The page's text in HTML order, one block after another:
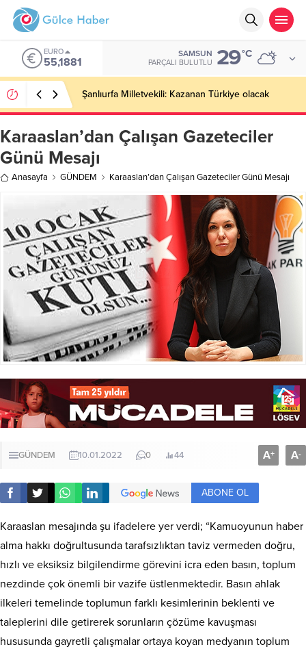
EURO
55,1881
SAMSUN
PARÇALI BULUTLU 29°C
Şanlıurfa Milletvekili: Kazanan Türkiye olacak
Karaaslan’dan Çalışan Gazeteciler
Günü Mesajı
Anasayfa GÜNDEM Karaaslan’dan Çalışan Gazeteciler Günü Mesajı
GÜNDEM 10.01.2022 0 44 A+ A-
ABONE OL
Karaaslan mesajında şu ifadelere yer verdi; “Kamuoyunun haber
alma hakkı doğrultusunda tarafsızlıktan taviz vermeden doğru,
hızlı ve eksiksiz bilgilendirme görevini icra eden basın, toplum
nezdinde çok önemli bir vazife üstlenmektedir. Basın ahlak
ilkeleri temelinde toplumun farklı kesimlerinin beklenti ve
taleplerini dile getirerek sorunların çözüme kavuşması
hususunda gayretli çalışmalar ortaya koyan medyanın toplum